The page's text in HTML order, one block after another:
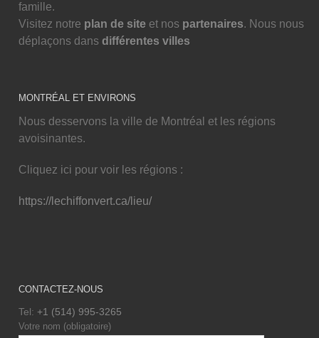
famille.
Visitez notre plan de site et nos partenaires. Nous nous
déplaçons dansdifférentes villes
MONTRÉAL ET ENVIRONS
Nous desservons la ville de Montréal et les régions
avoisinantes.
Cliquez ici pour voir les régions :
https://lechiffonvert.ca/lieu/
CONTACTEZ-NOUS
Tel:+1 (514) 995-3265
Votre nom (obligatoire)